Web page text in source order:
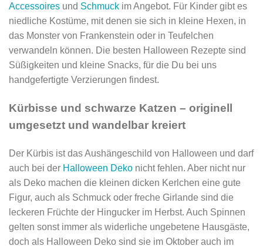
Accessoires und Schmuck im Angebot. Für Kinder gibt es
niedliche Kostüme, mit denen sie sich in kleine Hexen, in
das Monster von Frankenstein oder in Teufelchen
verwandeln können. Die besten Halloween Rezepte sind
Süßigkeiten und kleine Snacks, für die Du bei uns
handgefertigte Verzierungen findest.
Kürbisse und schwarze Katzen – originell
umgesetzt und wandelbar kreiert
Der Kürbis ist das Aushängeschild von Halloween und darf
auch bei der Halloween Deko nicht fehlen. Aber nicht nur
als Deko machen die kleinen dicken Kerlchen eine gute
Figur, auch als Schmuck oder freche Girlande sind die
leckeren Früchte der Hingucker im Herbst. Auch Spinnen
gelten sonst immer als widerliche ungebetene Hausgäste,
doch als Halloween Deko sind sie im Oktober auch im